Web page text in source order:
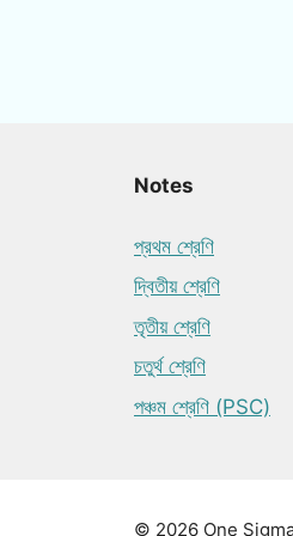
Notes
প্রথম শ্রেণি
দ্বিতীয় শ্রেণি
তৃতীয় শ্রেণি
চতুর্থ শ্রেণি
পঞ্চম শ্রেণি (PSC)
© 2026 One